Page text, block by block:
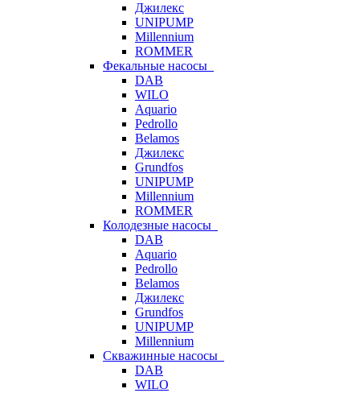
Джилекс
UNIPUMP
Millennium
ROMMER
Фекальные насосы
DAB
WILO
Aquario
Pedrollo
Belamos
Джилекс
Grundfos
UNIPUMP
Millennium
ROMMER
Колодезные насосы
DAB
Aquario
Pedrollo
Belamos
Джилекс
Grundfos
UNIPUMP
Millennium
Скважинные насосы
DAB
WILO